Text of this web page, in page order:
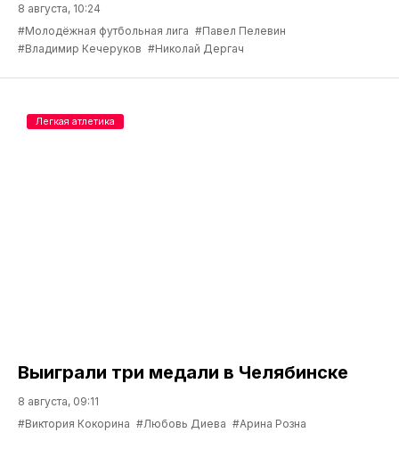
8 августа, 10:24
#Молодёжная футбольная лига #Павел Пелевин
#Владимир Кечеруков #Николай Дергач
Выиграли три медали в Челябинске
8 августа, 09:11
#Виктория Кокорина #Любовь Диева #Арина Розна
Легкая атлетика